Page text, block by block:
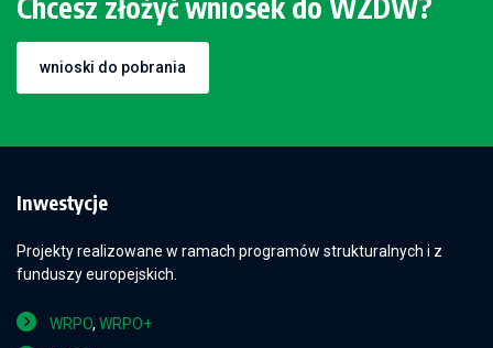
wnioski do pobrania
Inwestycje
Projekty realizowane w ramach programów strukturalnych i z
funduszy europejskich.
WRPO, WRPO+